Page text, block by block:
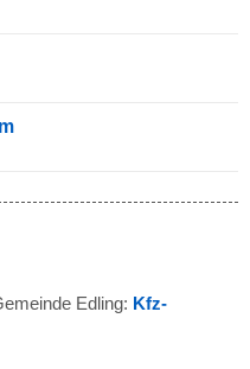
Edling: Kfz-